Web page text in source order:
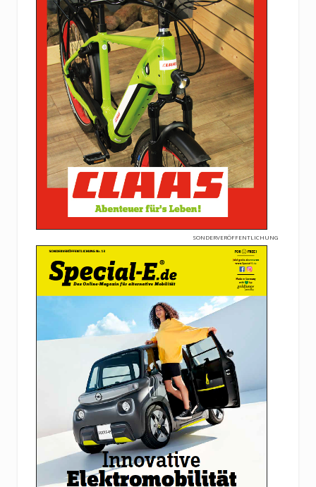
SONDERVERÖFFENTLICHUNG